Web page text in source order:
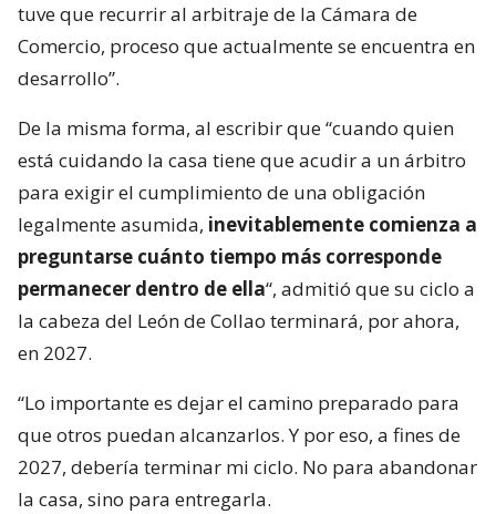
tuve que recurrir al arbitraje de la Cámara de
Comercio, proceso que actualmente se encuentra en
desarrollo”.
De la misma forma, al escribir que “cuando quien
está cuidando la casa tiene que acudir a un árbitro
para exigir el cumplimiento de una obligación
legalmente asumida, inevitablemente comienza a
preguntarse cuánto tiempo más corresponde
permanecer dentro de ella“, admitió que su ciclo a
la cabeza del León de Collao terminará, por ahora,
en 2027.
“Lo importante es dejar el camino preparado para
que otros puedan alcanzarlos. Y por eso, a fines de
2027, debería terminar mi ciclo. No para abandonar
la casa, sino para entregarla.